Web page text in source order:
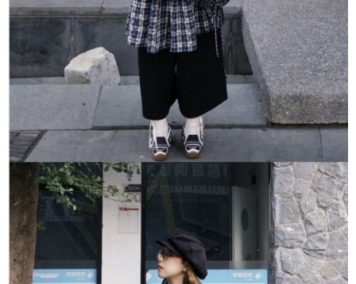
【注意事項】
１．透過由恩沛科技股份有限公司提供之「AFTEE先享後付」服務完成之交
易，需依本服務之必要範圍內提供個人資料，並將交易相關給付款項請求債
權轉讓予恩沛科技股份有限公司。
２．關於個人資料處理事宜，請瀏覽以下網址：
https://aftee.tw/terms/#terms3
３．未成年的使用者請事先徵得法定代理人或監護人之同意方可使用
「AFTEE先享後付」，若未經同意申辦者引起之損失，本公司不負相關責
任。
４．使用「AFTEE先享後付」時，將依據個別帳號之用戶狀況，依本公司即
時審查核予不同之上限額度；若仍有額度不足之情形，本公司將視審查結果
請求用戶進行身份認證。
５．嚴禁一人註冊多個帳號或使用他人資訊註冊。若發現惡意使用之情形，
恩沛科技股份有限公司將有權停止該用戶之使用額度並採取法律行動。
離島取貨加價40
每筆NT$80，滿NT$1,500(含以上)免運費
付款後7-11取貨
每筆NT$80，滿NT$1,500(含以上)免運費
每筆NT$100，滿NT$1,500(含以上)免運費
海外宅配 查看運費